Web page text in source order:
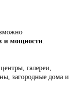
и мощности.
галереи,
загородные дома и